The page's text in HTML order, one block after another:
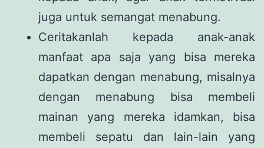
juga untuk semangat menabung.
Ceritakanlah kepada anak-anak
manfaat apa saja yang bisa mereka
dapatkan dengan menabung, misalnya
dengan menabung bisa membeli
mainan yang mereka idamkan, bisa
membeli sepatu dan lain-lain yang